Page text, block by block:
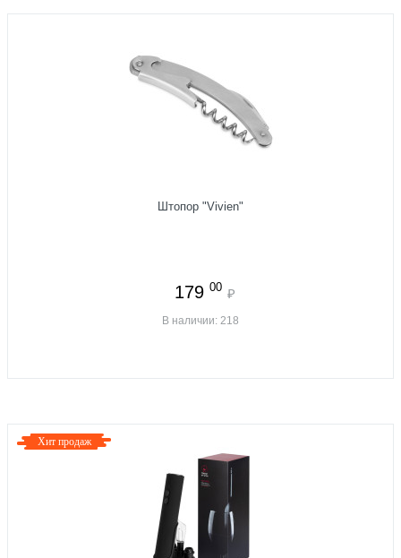
Штопор "Vivien"
179 00 ₽
В наличии: 218
Хит продаж